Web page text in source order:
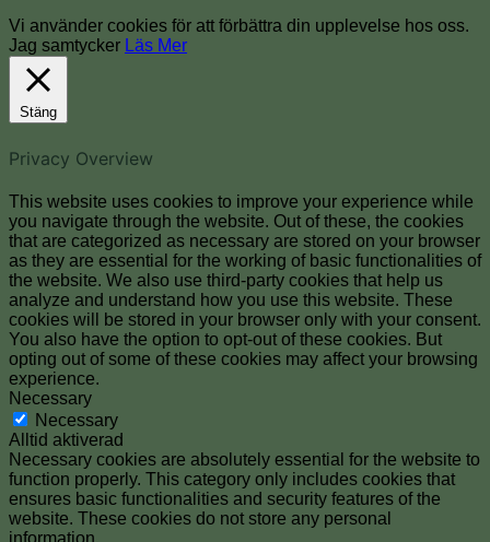
Vi använder cookies för att förbättra din upplevelse hos oss.
Jag samtycker Läs Mer
Stäng
Privacy Overview
This website uses cookies to improve your experience while
you navigate through the website. Out of these, the cookies
that are categorized as necessary are stored on your browser
as they are essential for the working of basic functionalities of
the website. We also use third-party cookies that help us
analyze and understand how you use this website. These
cookies will be stored in your browser only with your consent.
You also have the option to opt-out of these cookies. But
opting out of some of these cookies may affect your browsing
experience.
Necessary
Necessary
Alltid aktiverad
Necessary cookies are absolutely essential for the website to
function properly. This category only includes cookies that
ensures basic functionalities and security features of the
website. These cookies do not store any personal
information.